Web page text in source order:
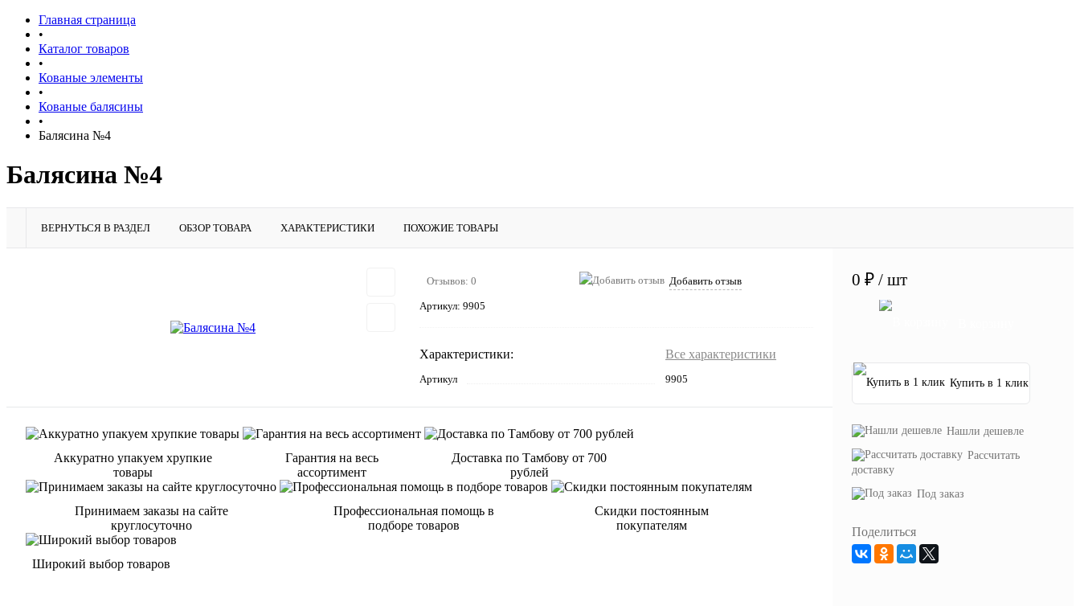
Главная страница
•
Каталог товаров
•
Кованые элементы
•
Кованые балясины
•
Балясина №4
Балясина №4
ВЕРНУТЬСЯ В РАЗДЕЛ ОБЗОР ТОВАРА ХАРАКТЕРИСТИКИ ПОХОЖИЕ ТОВАРЫ
Отзывов: 0 Добавить отзыв
Артикул: 9905
Характеристики: Все характеристики
Артикул 9905
Аккуратно упакуем хрупкие
товары
Гарантия на весь
ассортимент
Доставка по Тамбову от 700
рублей
Принимаем заказы на сайте
круглосуточно
Профессиональная помощь в
подборе товаров
Скидки постоянным
покупателям
Широкий выбор товаров
0 ₽ / шт
Купить в 1 клик
Нашли дешевле
Рассчитать
доставку
Под заказ
Поделиться